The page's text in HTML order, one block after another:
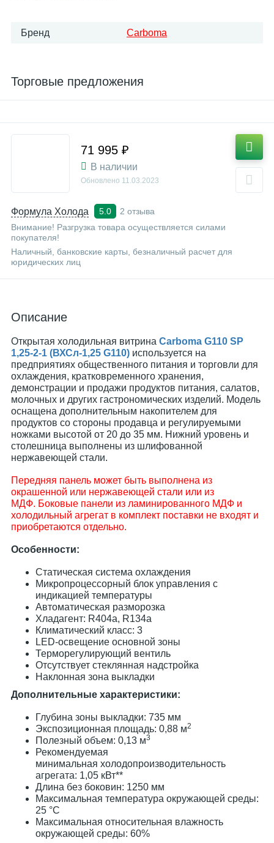
Бренд Carboma
Торговые предложения
Формула Холода 5.0
2 отзыва
Внимание! Разгрузка товара осуществляется силами
покупателя!
Наличный, банковские карты, безналичный расчет для
юридических лиц
71 995 ₽
В наличии
Обновлено 11.03.2023
Описание
Открытая холодильная витрина Carboma G110 SP
1,25-2-1 (ВХСл-1,25 G110) используется на
предприятиях общественного питания и торговли для
охлаждения, кратковременного хранения,
демонстрации и продажи продуктов питания, салатов,
молочных и других гастрономических изделий. Модель
оснащена дополнительным накопителем для
продуктов со стороны продавца и регулируемыми
ножками высотой от 20 до 35 мм. Нижний уровень и
столешница выполнены из шлифованной
нержавеющей стали.
Передняя панель может быть выполнена из
окрашенной или нержавеющей стали или из
МДФ. Боковые панели из ламинированного МДФ и
холодильный агрегат в комплект поставки не входят и
приобретаются отдельно.
Особенности:
Статическая система охлаждения
Микропроцессорный блок управления с
индикацией температуры
Автоматическая разморозка
Хладагент: R404a, R134a
Климатический класс: 3
LED-освещение основной зоны
Терморегулирующий вентиль
Отсутствует стеклянная надстройка
Наклонная зона выкладки
Дополнительные характеристики:
Глубина зоны выкладки: 735 мм
Экспозиционная площадь: 0,88 м2
Полезный объем: 0,13 м3
Рекомендуемая
минимальная холодопроизводительность
агрегата: 1,05 кВт**
Длина без боковин: 1250 мм
Максимальная температура окружающей среды:
25 °С
Максимальная относительная влажность
окружающей среды: 60%